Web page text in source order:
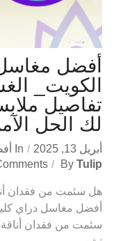
أفضل
الكويت_
تفاصيل
لك الحل
أبريل 13, 2025 In
By Tulip
هل سئمت من فقدان
أفضل مغاسل دراي
سئمت من فقدان